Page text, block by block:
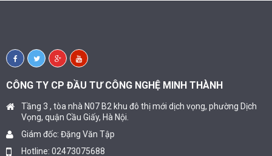
CÔNG TY CP ĐẦU TƯ CÔNG NGHỆ MINH THÀNH
Tầng 3 , tòa nhà N07 B2 khu đô thị mới dịch vọng, phường Dịch
Vọng, quận Cầu Giấy, Hà Nội.
Giám đốc: Đặng Văn Tập
Hotline: 02473075688